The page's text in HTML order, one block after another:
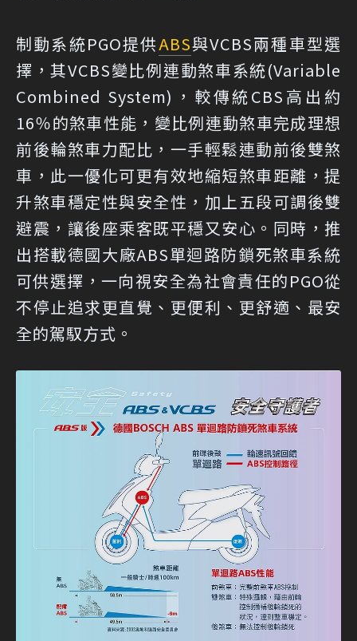
制動系統PGO提供ABS與VCBS兩種車型選
擇，其VCBS變比例連動煞車系統(Variable
Combined System)，較傳統CBS高出約
16％的煞車性能，變比例連動煞車完成理想
前後輪煞車力配比，一手輕鬆連動前後雙煞
車，此一優化可更有效地縮短煞車距離，提
升煞車穩定性與安全性，加上五段可調後雙
避震，讓後座乘客既平穩又安心。同時，推
出搭載德國大廠ABS單迴路防鎖死煞車系統
可供選擇，一向視安全為社會責任的PGO從
不停止追求更直覺、更便利、更舒適、最安
全的駕馭方式。